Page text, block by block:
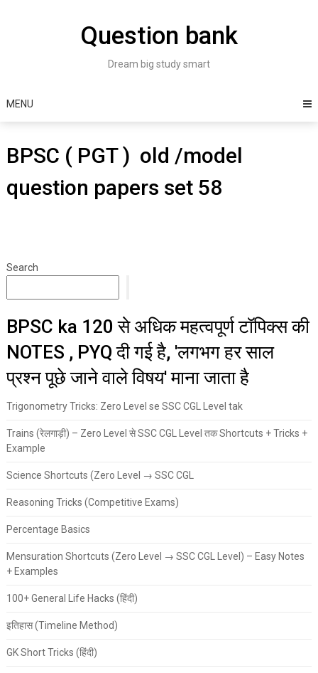
Question bank
Dream big study smart
MENU
BPSC ( PGT ) old /model
question papers set 58
Search
BPSC ka 120 से अधिक महत्वपूर्ण टॉपिक्स की
NOTES , PYQ दी गई है, 'लगभग हर साल
प्रश्न पूछे जाने वाले विषय' माना जाता है
Trigonometry Tricks: Zero Level se SSC CGL Level tak
Trains (रेलगाड़ी) – Zero Level से SSC CGL Level तक Shortcuts + Tricks +
Example
Science Shortcuts (Zero Level → SSC CGL
Reasoning Tricks (Competitive Exams)
Percentage Basics
Mensuration Shortcuts (Zero Level → SSC CGL Level) – Easy Notes
+ Examples
100+ General Life Hacks (हिंदी)
इतिहास (Timeline Method)
GK Short Tricks (हिंदी)